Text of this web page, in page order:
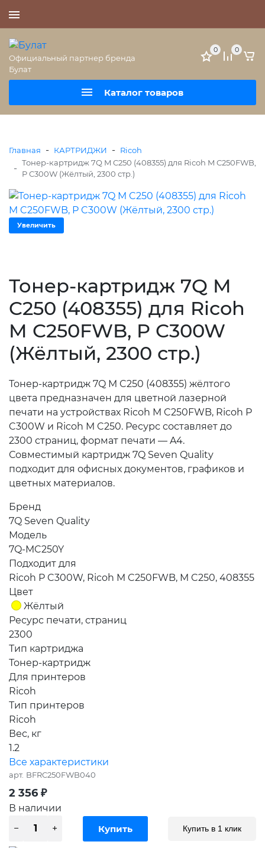
Официальный партнер бренда
Булат
Каталог товаров
0 0
Главная - КАРТРИДЖИ - Ricoh
- Тонер-картридж 7Q M C250 (408355) для Ricoh M C250FWB,
P C300W (Жёлтый, 2300 стр.)
Увеличить
Тонер-картридж 7Q M
C250 (408355) для Ricoh
M C250FWB, P C300W
(Жёлтый, 2300 стр.)
Тонер-картридж 7Q M C250 (408355) жёлтого
цвета предназначен для цветной лазерной
печати на устройствах Ricoh M C250FWB, Ricoh P
C300W и Ricoh M C250. Ресурс составляет до
2300 страниц, формат печати — A4.
Совместимый картридж 7Q Seven Quality
подходит для офисных документов, графиков и
цветных материалов.
Бренд
7Q Seven Quality
Модель
7Q-MC250Y
Подходит для
Ricoh P C300W, Ricoh M C250FWB, M C250, 408355
Цвет
Жёлтый
Ресурс печати, страниц
2300
Тип картриджа
Тонер-картридж
Для принтеров
Ricoh
Тип принтеров
Ricoh
Вес, кг
1.2
Все характеристики
арт. BFRC250FWB040
2 356 ₽
В наличии
Купить в 1 клик